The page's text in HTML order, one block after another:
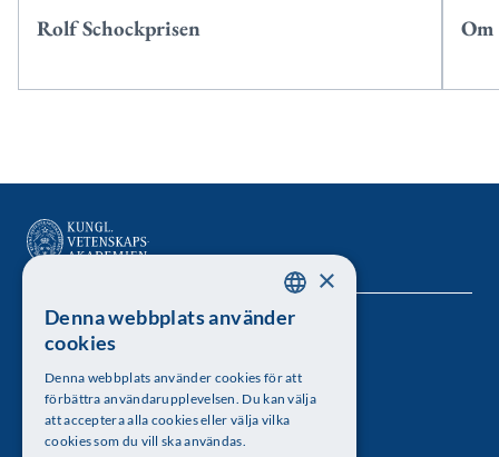
Rolf Schockprisen Om
Kungl. Vetenskapsakademien
Besöksadress: Lilla Frescativägen 4A
Telefon: 08-673 95 00
SWEDISH
×
Denna webbplats använder
cookies
Denna webbplats använder cookies för att
förbättra användarupplevelsen. Du kan välja
att acceptera alla cookies eller välja vilka
cookies som du vill ska användas.